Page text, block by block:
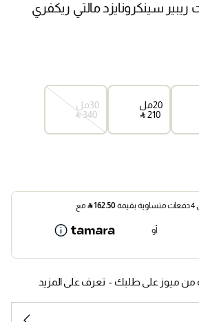
سينكرونايزد مالتي ريكفري
20مل
‎ ⃁ ⁦210⁩ ‎
30مل
‎ ⃁ ⁦340⁩ ‎
162.50
⃁ مع
أو
تعرف على المزيد